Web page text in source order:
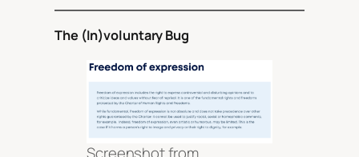
The (In)voluntary Bug